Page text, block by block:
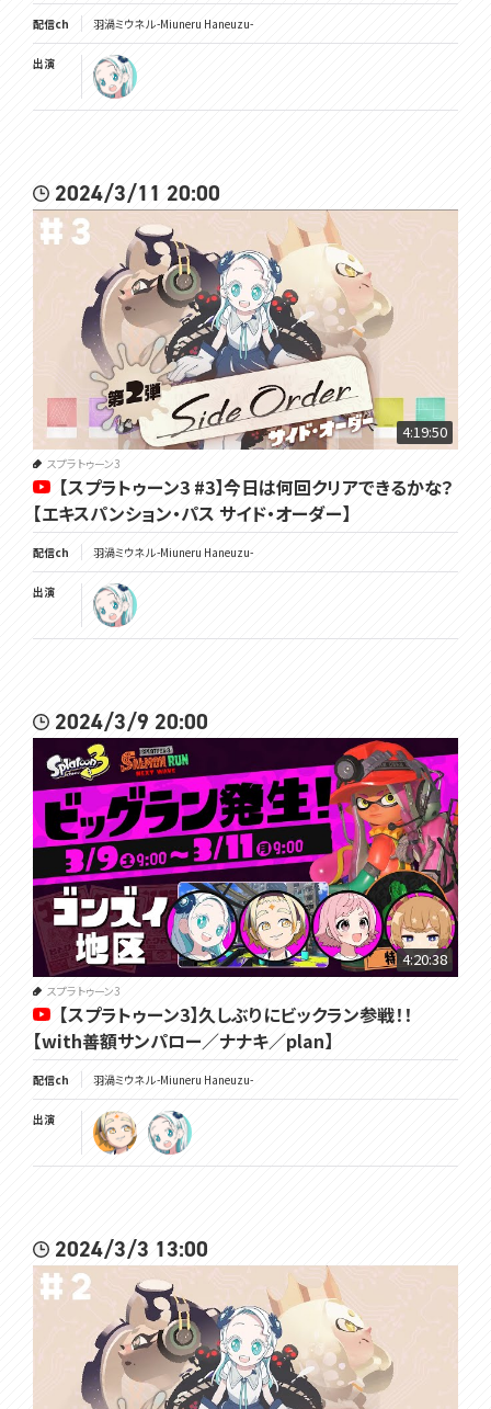
配信ch 羽渦ミウネル -Miuneru Haneuzu-
出演
2024/3/11 20:00
4:19:50
スプラトゥーン3
【スプラトゥーン3 #3】今日は何回クリアできるかな？
【エキスパンション・パス サイド・オーダー】
配信ch 羽渦ミウネル -Miuneru Haneuzu-
出演
2024/3/9 20:00
4:20:38
スプラトゥーン3
【スプラトゥーン3】久しぶりにビックラン参戦！！
【with善額サンパロー／ナナキ／plan】
配信ch 羽渦ミウネル -Miuneru Haneuzu-
出演
2024/3/3 13:00